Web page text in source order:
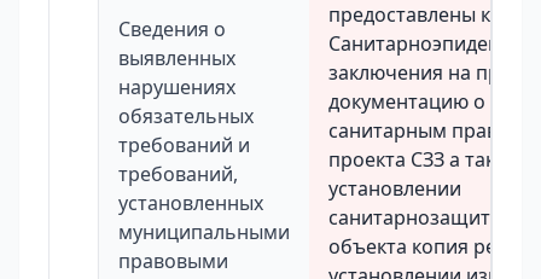
Сведения о
выявленных
нарушениях
обязательных
требований и
требований,
установленных
муниципальными
правовыми
предоставлены копия
заключения на
документацию о
санитарным
проекта СЗЗ а также
установлении
санитарнозащитной
объекта копия